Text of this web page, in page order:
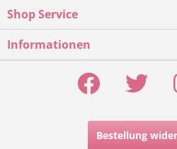
Shop Service
Informationen
Bestellung